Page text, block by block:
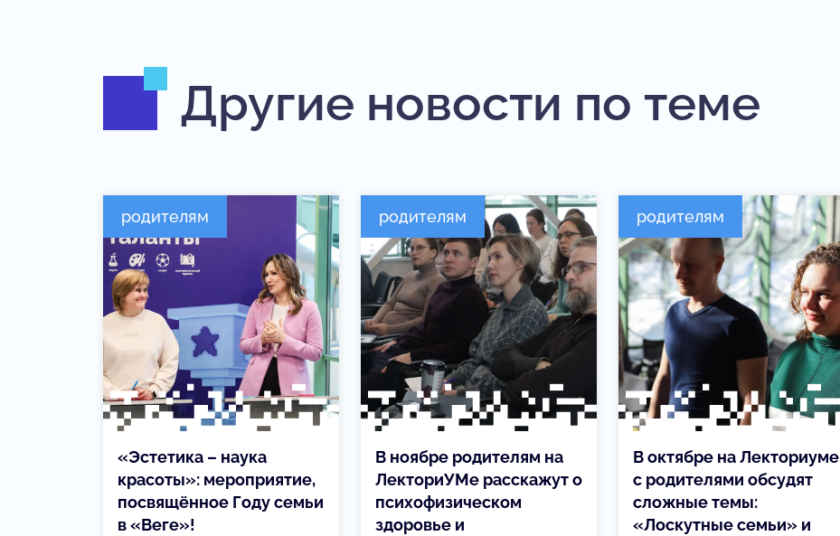
Другие новости по теме
родителям
«Эстетика – наука
красоты»: мероприятие,
посвящённое Году семьи
в «Веге»!
родителям
В ноябре родителям на
ЛекториУМе расскажут о
психофизическом
здоровье и
родителям
В октябре на Лекториуме
с родителями обсудят
сложные темы:
«Лоскутные семьи» и